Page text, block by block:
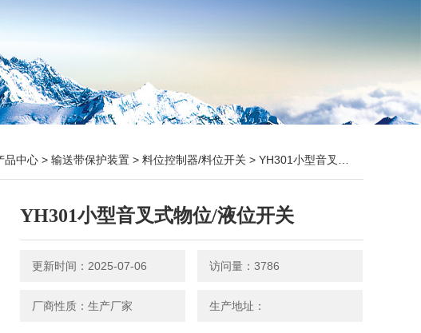
品中心 > 输送带保护装置 > 料位控制器/料位开关 > YH301小型音叉式物位/液位开关
YH301小型音叉式物位/液位开关
更新时间：2025-07-06 访问量：3786
厂商性质：生产厂家 生产地址：